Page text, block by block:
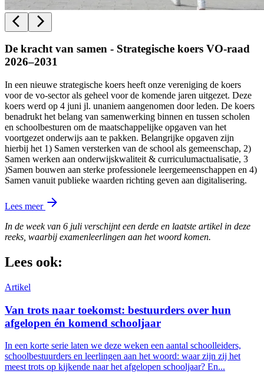
De kracht van samen - Strategische koers VO-raad
2026–2031
In een nieuwe strategische koers heeft onze vereniging de koers
voor de vo-sector als geheel voor de komende jaren uitgezet. Deze
koers werd op 4 juni jl. unaniem aangenomen door leden. De koers
benadrukt het belang van samenwerking binnen en tussen scholen
en schoolbesturen om de maatschappelijke opgaven van het
voortgezet onderwijs aan te pakken. Belangrijke opgaven zijn
hierbij het 1) Samen versterken van de school als gemeenschap, 2)
Samen werken aan onderwijskwaliteit & curriculumactualisatie, 3
)Samen bouwen aan sterke professionele leergemeenschappen en 4)
Samen vanuit publieke waarden richting geven aan digitalisering.
Lees meer
In de week van 6 juli verschijnt een derde en laatste artikel in deze
reeks, waarbij examenleerlingen aan het woord komen.
Lees ook:
Artikel
Van trots naar toekomst: bestuurders over hun
afgelopen én komend schooljaar
In een korte serie laten we deze weken een aantal schoolleiders,
schoolbestuurders en leerlingen aan het woord: waar zijn zij het
meest trots op kijkende naar het afgelopen schooljaar? En...